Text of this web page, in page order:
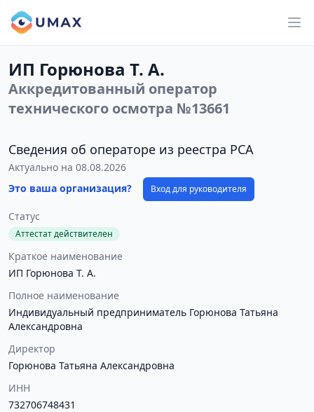
ИП Горюнова Т. А.
Аккредитованный оператор
технического осмотра №13661
Сведения об операторе из реестра РСА
Актуально на 08.08.2026
Это ваша организация?
Вход для руководителя
Статус
Аттестат действителен
Краткое наименование
ИП Горюнова Т. А.
Полное наименование
Индивидуальный предприниматель Горюнова Татьяна
Александровна
Директор
Горюнова Татьяна Александровна
ИНН
732706748431